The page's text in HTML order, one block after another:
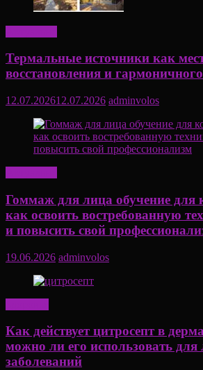
Термальные источники как
восстановления и
12.07.202612.07.2026 adminvolos
Гоммаж для лица обучение для
как освоить востребованную
и повысить свой
19.06.2026 adminvolos
Как действует цитросепт в
можно ли его использовать
заболеваний